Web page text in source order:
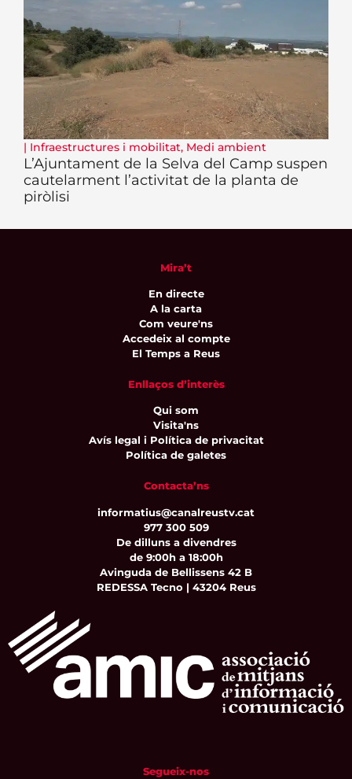
| Infraestructures i mobilitat, Medi ambient
L’Ajuntament de la Selva del Camp suspen
cautelarment l’activitat de la planta de
piròlisi
Mira’t
En directe
A la carta
Com veure'ns
Accedeix al compte
El Temps a Reus
Enllaços d’interès
Qui som
Visita'ns
Avís legal i Política de privacitat
Política de galetes
Contacta’ns
informatius@canalreustv.cat
977 300 509
De dilluns a divendres
de 9:00h a 18:00h
Avinguda de Bellissens 42 B
REDESSA Tecno | 43204 Reus
Segueix-nos